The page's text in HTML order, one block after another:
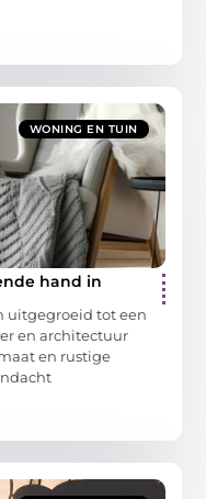
WONING EN TUIN
hand in
uitgegroeid tot een
en architectuur
en rustige